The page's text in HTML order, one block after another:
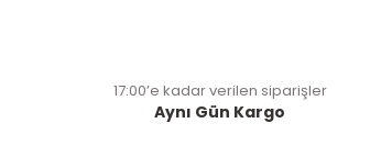
17:00’e kadar verilen siparişler
Aynı Gün Kargo